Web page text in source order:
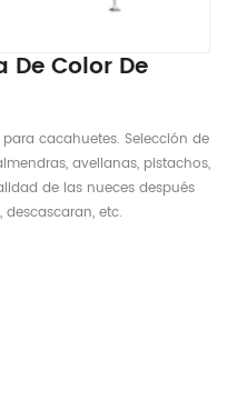
Color De
para cacahuetes. Selección de
avellanas, pistachos,
de las nueces después
etc.